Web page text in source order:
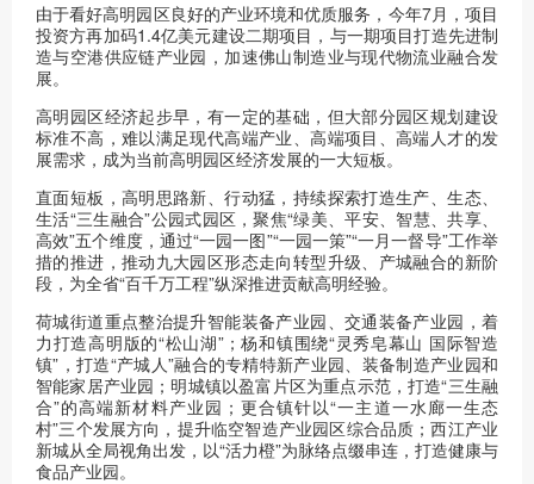
由于看好高明园区良好的产业环境和优质服务，今年7月，项目
投资方再加码1.4亿美元建设二期项目，与一期项目打造先进制
造与空港供应链产业园，加速佛山制造业与现代物流业融合发
展。
高明园区经济起步早，有一定的基础，但大部分园区规划建设
标准不高，难以满足现代高端产业、高端项目、高端人才的发
展需求，成为当前高明园区经济发展的一大短板。
直面短板，高明思路新、行动猛，持续探索打造生产、生态、
生活“三生融合”公园式园区，聚焦“绿美、平安、智慧、共享、
高效”五个维度，通过“一园一图”“一园一策”“一月一督导”工作举
措的推进，推动九大园区形态走向转型升级、产城融合的新阶
段，为全省“百千万工程”纵深推进贡献高明经验。
荷城街道重点整治提升智能装备产业园、交通装备产业园，着
力打造高明版的“松山湖”；杨和镇围绕“灵秀皂幕山 国际智造
镇”，打造“产城人”融合的专精特新产业园、装备制造产业园和
智能家居产业园；明城镇以盈富片区为重点示范，打造“三生融
合”的高端新材料产业园；更合镇针以“一主道一水廊一生态
村”三个发展方向，提升临空智造产业园区综合品质；西江产业
新城从全局视角出发，以“活力橙”为脉络点缀串连，打造健康与
食品产业园。